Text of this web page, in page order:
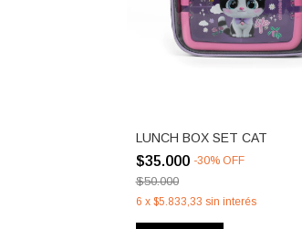
LUNCH BOX SET CAT
$35.000 -30% OFF
$50.000
6 x $5.833,33 sin interés